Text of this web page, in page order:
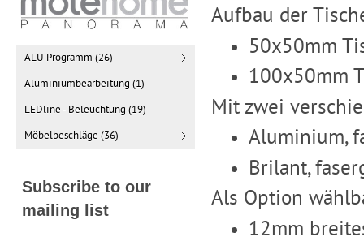
Aufbau der
50x50mm
100x50mm
Mit zwei
Aluminium,
Brilant,
Als Option
12mm
ALU Programm (26)
Aluminiumbearbeitung (1)
LEDline - Beleuchtung (19)
Möbelbeschläge (36)
Subscribe to our
mailing list